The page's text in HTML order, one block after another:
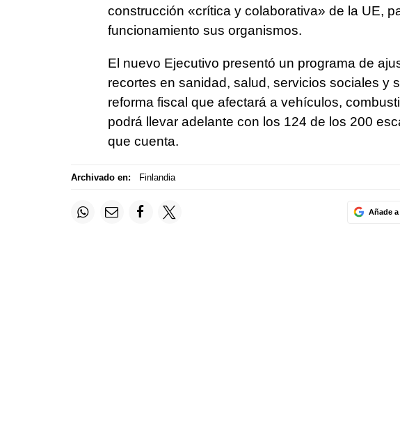
construcción «crítica y colaborativa» de la UE,
funcionamiento sus organismos.
El nuevo Ejecutivo presentó un programa de
recortes en sanidad, salud, servicios sociales y
reforma fiscal que afectará a vehículos,
podrá llevar adelante con los 124 de los 200
que cuenta.
Archivado en: Finlandia
Añade